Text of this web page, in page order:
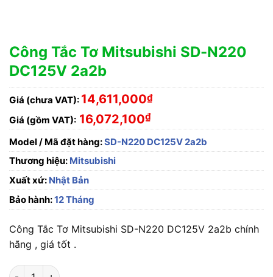
Công Tắc Tơ Mitsubishi SD-N220
DC125V 2a2b
Giá (chưa VAT): 14,611,000₫
Giá (gồm VAT): 16,072,100₫
Model / Mã đặt hàng:SD-N220 DC125V 2a2b
Thương hiệu: Mitsubishi
Xuất xứ: Nhật Bản
Bảo hành:12 Tháng
Công Tắc Tơ Mitsubishi SD-N220 DC125V 2a2b chính
hãng , giá tốt .
Công Tắc Tơ Mitsubishi SD-N220 DC125V 2a2b số lượng